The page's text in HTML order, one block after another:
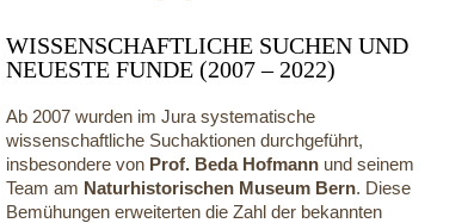
WISSENSCHAFTLICHE SUCHEN UND
NEUESTE FUNDE (2007 – 2022)
Ab 2007 wurden im Jura systematische
wissenschaftliche Suchaktionen durchgeführt,
insbesondere von Prof. Beda Hofmann und seinem
Team am Naturhistorischen Museum Bern. Diese
Bemühungen erweiterten die Zahl der bekannten